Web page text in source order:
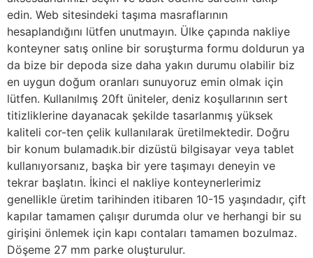
edin. Web sitesindeki taşıma masraflarının
hesaplandığını lütfen unutmayın. Ülke çapında nakliye
konteyner satış online bir soruşturma formu doldurun ya
da bize bir depoda size daha yakın durumu olabilir biz
en uygun doğum oranları sunuyoruz emin olmak için
lütfen. Kullanılmış 20ft üniteler, deniz koşullarının sert
titizliklerine dayanacak şekilde tasarlanmış yüksek
kaliteli cor-ten çelik kullanılarak üretilmektedir. Doğru
bir konum bulamadık.bir dizüstü bilgisayar veya tablet
kullanıyorsanız, başka bir yere taşımayı deneyin ve
tekrar başlatın. İkinci el nakliye konteynerlerimiz
genellikle üretim tarihinden itibaren 10-15 yaşındadır, çift
kapılar tamamen çalışır durumda olur ve herhangi bir su
girişini önlemek için kapı contaları tamamen bozulmaz.
Döşeme 27 mm parke oluşturulur.